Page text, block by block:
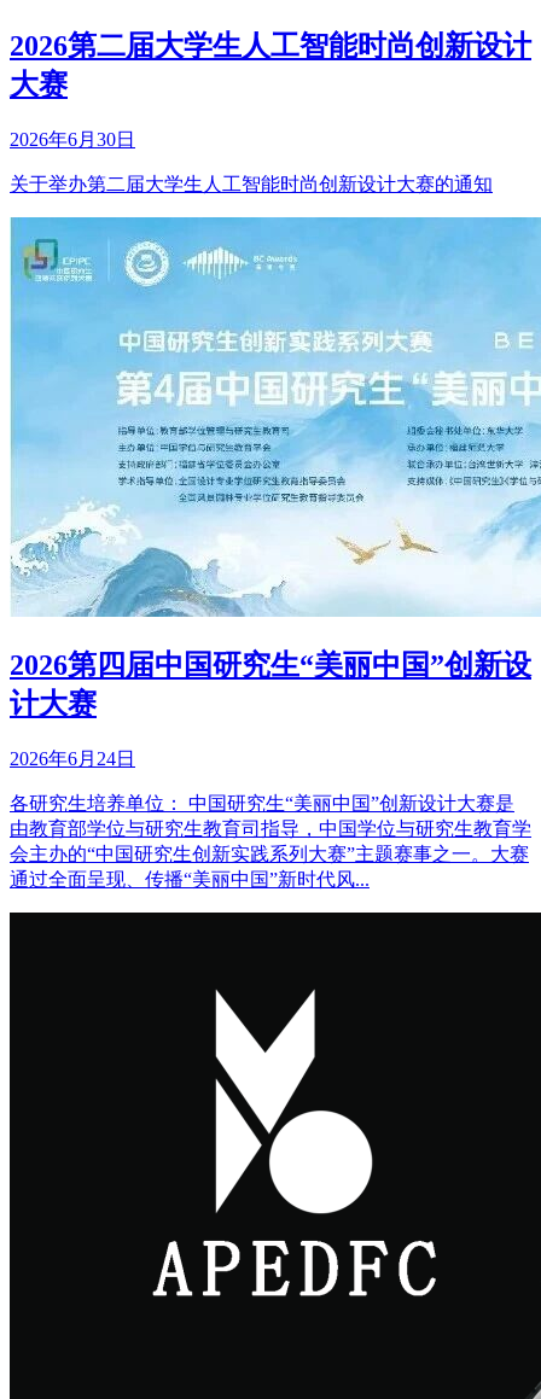
2026第二届大学生人工智能时尚创新设计
大赛
2026年6月30日
关于举办第二届大学生人工智能时尚创新设计大赛的通知
2026第四届中国研究生“美丽中国”创新设
计大赛
2026年6月24日
各研究生培养单位： 中国研究生“美丽中国”创新设计大赛是
由教育部学位与研究生教育司指导，中国学位与研究生教育学
会主办的“中国研究生创新实践系列大赛”主题赛事之一。大赛
通过全面呈现、传播“美丽中国”新时代风...